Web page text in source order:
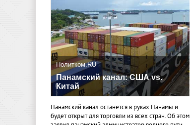
Политком.RU
Панамский канал: США vs.
Китай
Панамский канал останется в руках Панамы и
будет открыт для торговли из всех стран. Об этом